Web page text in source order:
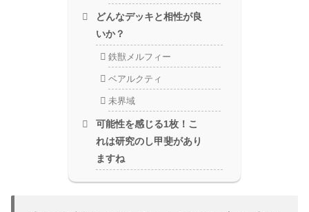
どんなデッキと相性が良
いか？
鉄獣メルフィー
ベアルクティ
未界域
可能性を感じる1枚！こ
れは研究のし甲斐があり
ますね